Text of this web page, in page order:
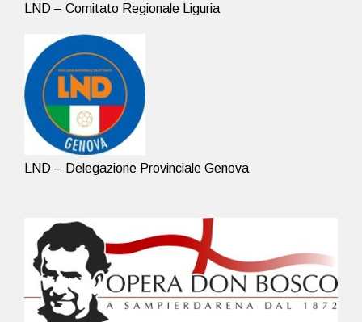
LND – Comitato Regionale Liguria
LND – Delegazione Provinciale Genova